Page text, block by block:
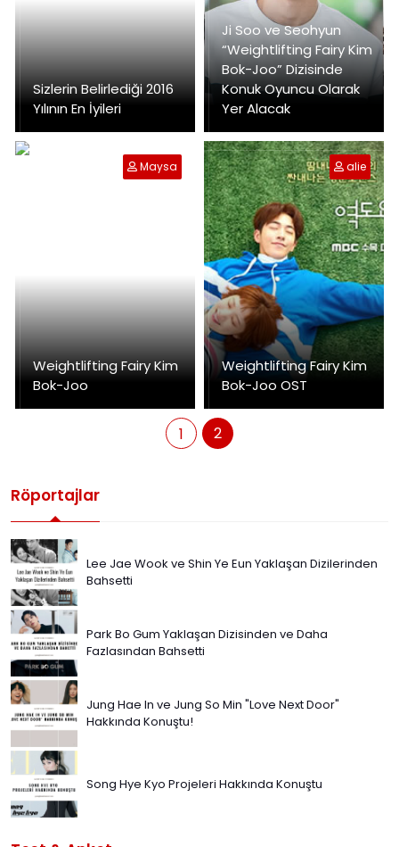
Sizlerin Belirlediği 2016
Yılının En İyileri
Ji Soo ve Seohyun
“Weightlifting Fairy Kim
Bok-Joo” Dizisinde
Konuk Oyuncu Olarak
Yer Alacak
Weightlifting Fairy Kim
Bok-Joo
Maysa
Weightlifting Fairy Kim
Bok-Joo OST
alie
1 2
Röportajlar
Lee Jae Wook ve Shin Ye Eun Yaklaşan Dizilerinden
Bahsetti
Park Bo Gum Yaklaşan Dizisinden ve Daha
Fazlasından Bahsetti
Jung Hae In ve Jung So Min "Love Next Door"
Hakkında Konuştu!
Song Hye Kyo Projeleri Hakkında Konuştu